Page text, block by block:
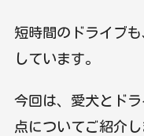
短時間のドライブ
しています。
今回は、愛犬とド
点についてご紹介し